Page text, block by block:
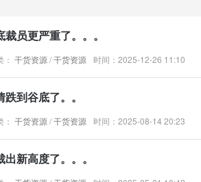
员更严重了。。。
： 干货资源 /干货资源 时间：2025-12-26 11:10
到谷底了。。
： 干货资源 /干货资源 时间：2025-08-14 20:23
新高度了。。。